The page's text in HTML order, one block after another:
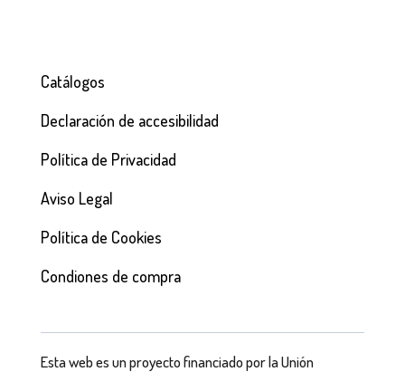
Catálogos
Declaración de accesibilidad
Política de Privacidad
Aviso Legal
Política de Cookies
Condiones de compra
Esta web es un proyecto financiado por la Unión